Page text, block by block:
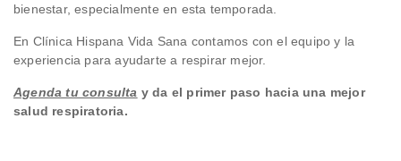
bienestar, especialmente en esta temporada.
En Clínica Hispana Vida Sana contamos con el equipo y la
experiencia para ayudarte a respirar mejor.
Agenda tu consulta y da el primer paso hacia una mejor
salud respiratoria.